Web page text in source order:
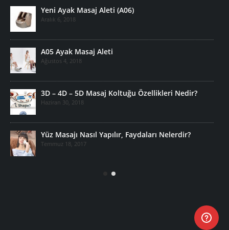
Yeni Ayak Masaj Aleti (A06)
Aralık 6, 2018
A05 Ayak Masaj Aleti
Ağustos 4, 2018
3D – 4D – 5D Masaj Koltuğu Özellikleri Nedir?
Haziran 30, 2018
Yüz Masajı Nasıl Yapılır, Faydaları Nelerdir?
Temmuz 18, 2017